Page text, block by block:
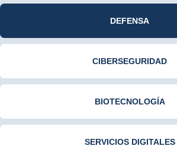
DEFENSA
CIBERSEGURIDAD
BIOTECNOLOGÍA
SERVICIOS DIGITALES